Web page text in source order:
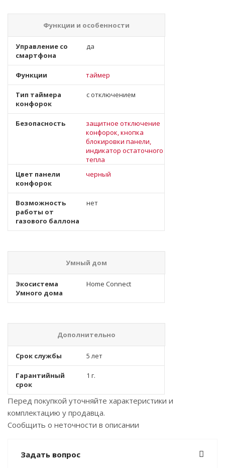
Функции и особенности
Управление со
смартфона
да
Функции таймер
Тип таймера
конфорок
с отключением
Безопасность
защитное отключение
конфорок, кнопка
блокировки панели,
индикатор остаточного
тепла
Цвет панели
конфорок
черный
Возможность
работы от
газового баллона
нет
Умный дом
Экосистема
Умного дома
Home Connect
Дополнительно
Срок службы 5 лет
Гарантийный
срок
1 г.
Перед покупкой уточняйте характеристики и
комплектацию у продавца.
Сообщить о неточности в описании
Задать вопрос